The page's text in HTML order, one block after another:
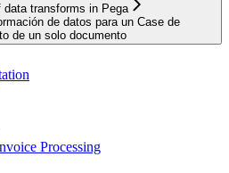
data transforms in Pega
de datos para un Case de
de un solo documento
Processing